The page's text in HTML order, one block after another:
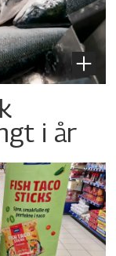
i år